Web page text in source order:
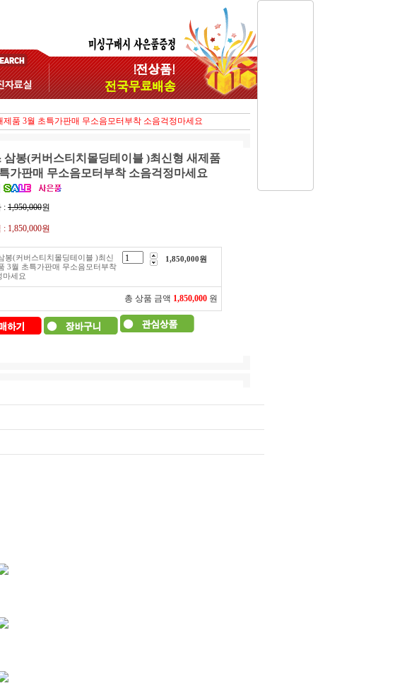
품 3월 초특가판매 무소음모터부착 소음걱정마세요
삼봉(커버스티치몰딩테이블 )최신형 새제품
가판매 무소음모터부착 소음걱정마세요
: 1,950,000원
: 1,850,000원
봉(커버스티치몰딩테이블 )최신
3월 초특가판매 무소음모터부착
마세요
1,850,000원
총 상품 금액 1,850,000 원